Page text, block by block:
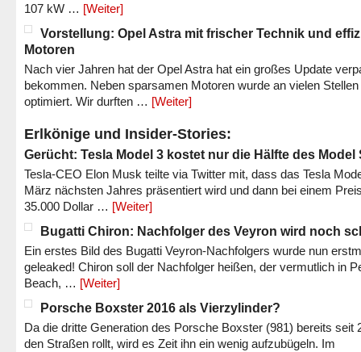
107 kW … [Weiter]
Vorstellung: Opel Astra mit frischer Technik und
Motoren
Nach vier Jahren hat der Opel Astra hat ein großes Update
bekommen. Neben sparsamen Motoren wurde an vielen Stellen
optimiert. Wir durften … [Weiter]
Erlkönige und Insider-Stories:
Gerücht: Tesla Model 3 kostet nur die Hälfte des Model
Tesla-CEO Elon Musk teilte via Twitter mit, dass das Tesla
März nächsten Jahres präsentiert wird und dann bei einem
35.000 Dollar … [Weiter]
Bugatti Chiron: Nachfolger des Veyron wird noch
Ein erstes Bild des Bugatti Veyron-Nachfolgers wurde nun
geleaked! Chiron soll der Nachfolger heißen, der vermutlich in
Beach, … [Weiter]
Porsche Boxster 2016 als Vierzylinder?
Da die dritte Generation des Porsche Boxster (981) bereits seit
den Straßen rollt, wird es Zeit ihn ein wenig aufzubügeln. Im